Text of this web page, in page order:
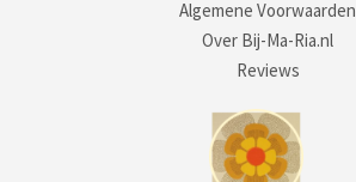
Algemene Voorwaarden
Over Bij-Ma-Ria.nl
Reviews